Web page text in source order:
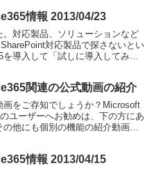
情報 2013/04/23
対応製品、ソリューションなど
対応製品で探さないとい
導入して「試しに導入してみ
関連の公式動画の紹介
をご存知でしょうか？Microsoft
ユーザーへお勧めは、下の方にあ
他にも個別の機能の紹介動画が
情報 2013/04/15